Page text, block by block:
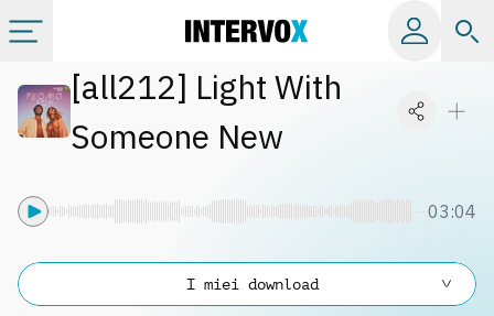
Categorie
[all212] Light With
Someone New
03:04
I miei download